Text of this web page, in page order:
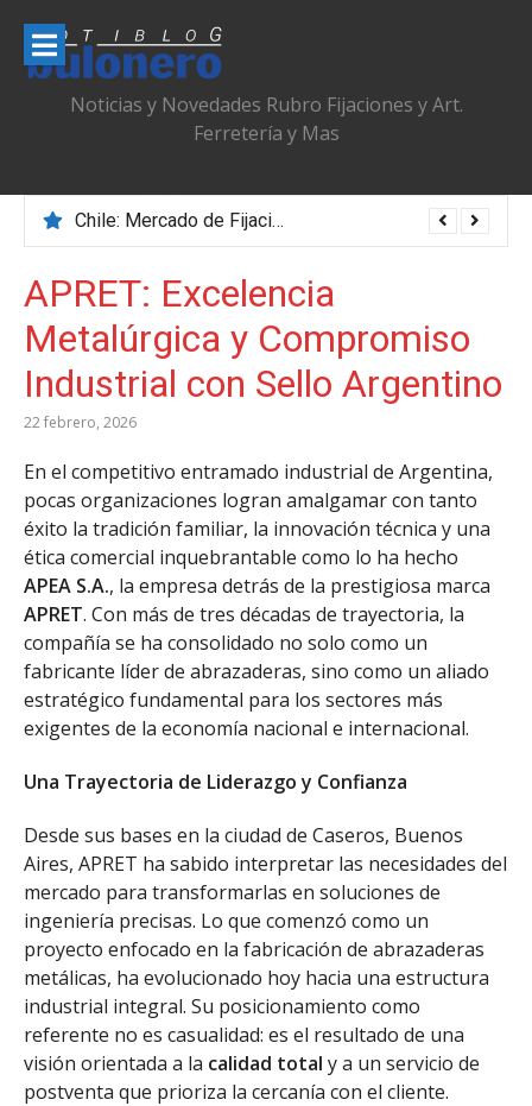
contenido
Noticias y Novedades Rubro Fijaciones y Art.
Ferretería y Mas
Chile: Mercado de Fijaciones & Ferretería que se Adapta, Profesionaliza y Transforma
APRET: Excelencia
Metalúrgica y Compromiso
Industrial con Sello Argentino
22 febrero, 2026
En el competitivo entramado industrial de Argentina,
pocas organizaciones logran amalgamar con tanto
éxito la tradición familiar, la innovación técnica y una
ética comercial inquebrantable como lo ha hecho
APEA S.A., la empresa detrás de la prestigiosa marca
APRET. Con más de tres décadas de trayectoria, la
compañía se ha consolidado no solo como un
fabricante líder de abrazaderas, sino como un aliado
estratégico fundamental para los sectores más
exigentes de la economía nacional e internacional.
Una Trayectoria de Liderazgo y Confianza
Desde sus bases en la ciudad de Caseros, Buenos
Aires, APRET ha sabido interpretar las necesidades del
mercado para transformarlas en soluciones de
ingeniería precisas. Lo que comenzó como un
proyecto enfocado en la fabricación de abrazaderas
metálicas, ha evolucionado hoy hacia una estructura
industrial integral. Su posicionamiento como
referente no es casualidad: es el resultado de una
visión orientada a la calidad total y a un servicio de
postventa que prioriza la cercanía con el cliente.